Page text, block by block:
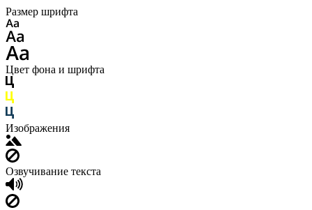
Размер шрифта
Цвет фона и шрифта
Изображения
Озвучивание текста